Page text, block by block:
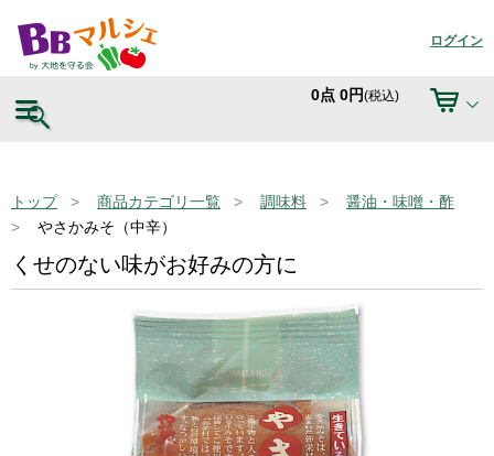
ログイン
0点 0円(税込)
トップ 商品カテゴリ一覧 調味料
醤油・味噌・酢
やさかみそ（中辛）
くせのない味がお好みの方に